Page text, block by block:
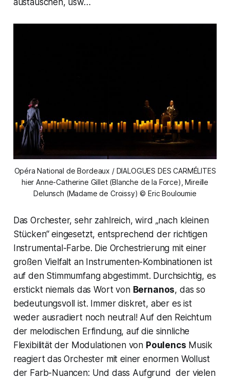
Opéra National de Bordeaux / DIALOGUES DES CARMÉLITES
hier Anne-Catherine Gillet (Blanche de la Force), Mireille
Delunsch (Madame de Croissy) © Eric Bouloumie
Das Orchester, sehr zahlreich, wird „nach kleinen
Stücken“ eingesetzt, entsprechend der richtigen
Instrumental-Farbe. Die Orchestrierung mit einer
großen Vielfalt an Instrumenten-Kombinationen ist
auf den Stimmumfang abgestimmt. Durchsichtig, es
erstickt niemals das Wort von Bernanos, das so
bedeutungsvoll ist. Immer diskret, aber es ist
weder ausradiert noch neutral! Auf den Reichtum
der melodischen Erfindung, auf die sinnliche
Flexibilität der Modulationen von Poulencs Musik
reagiert das Orchester mit einer enormen Wollust
der Farb-Nuancen: Und dass Aufgrund der vielen